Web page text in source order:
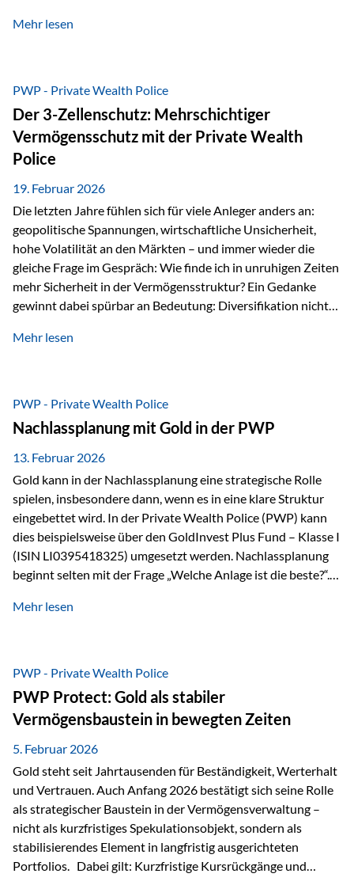
Dynamik in das Jahr 2026 gestartet. Zwischen dem
Währungen: +11,5 % Bereits 2025 war ein außergewöhnlich
starkes Jahr: +64,4 % in USD Durchschnitt über alle
Währungen: +56,6 % Langfristig zeigt sich ebenfalls ein
solides…
Mehr lesen
PWP - Private Wealth Police
Der 3-Zellenschutz: Mehrschichtiger
Vermögensschutz mit der Private Wealth
Police
19. Februar 2026
Die letzten Jahre fühlen sich für viele Anleger anders an:
geopolitische Spannungen, wirtschaftliche Unsicherheit,
hohe Volatilität an den Märkten – und immer wieder die
gleiche Frage im Gespräch: Wie finde ich in unruhigen Zeiten
mehr Sicherheit in der Vermögensstruktur? Ein Gedanke
gewinnt dabei spürbar an Bedeutung: Diversifikation nicht
Wer Vermögen ausschließlich in einem Rechtsraum
Liechtenstein eine Rolle spielen: außerhalb der EU, ohne
Euro, mit einem eigenständigen Rechts- und Finanzplatz.
Und genau an dieser Stelle setzt der 3-Zellenschutz an –…
Mehr lesen
PWP - Private Wealth Police
Nachlassplanung mit Gold in der PWP
13. Februar 2026
Gold kann in der Nachlassplanung eine strategische Rolle
spielen, insbesondere dann, wenn es in eine klare Struktur
eingebettet wird. In der Private Wealth Police (PWP) kann
dies beispielsweise über den GoldInvest Plus Fund – Klasse I
(ISIN LI0395418325) umgesetzt werden. Nachlassplanung
beginnt selten mit der Frage „Welche Anlage ist die beste?“.
was bekommen – wann – und in welcher Struktur?Und vor
bei größeren Vermögen ist das entscheidend.
Mehr lesen
PWP - Private Wealth Police
PWP Protect: Gold als stabiler
Vermögensbaustein in bewegten Zeiten
5. Februar 2026
Gold steht seit Jahrtausenden für Beständigkeit, Werterhalt
und Vertrauen. Auch Anfang 2026 bestätigt sich seine Rolle
als strategischer Baustein in der Vermögensverwaltung –
nicht als kurzfristiges Spekulationsobjekt, sondern als
stabilisierendes Element in langfristig ausgerichteten
Portfolios. Dabei gilt: Kurzfristige Kursrückgänge und